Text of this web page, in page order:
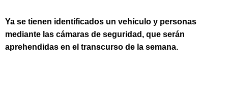
Ya se tienen identificados un vehículo y personas
mediante las cámaras de seguridad, que serán
aprehendidas en el transcurso de la semana.